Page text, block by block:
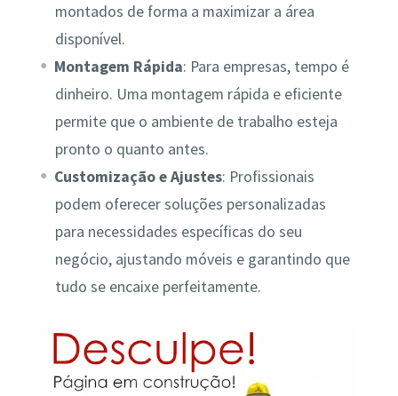
montados de forma a maximizar a área
disponível.
Montagem Rápida: Para empresas, tempo é
dinheiro. Uma montagem rápida e eficiente
permite que o ambiente de trabalho esteja
pronto o quanto antes.
Customização e Ajustes: Profissionais
podem oferecer soluções personalizadas
para necessidades específicas do seu
negócio, ajustando móveis e garantindo que
tudo se encaixe perfeitamente.